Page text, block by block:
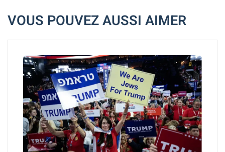
VOUS POUVEZ AUSSI AIMER